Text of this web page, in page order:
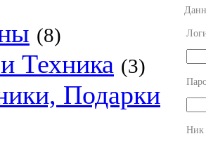
(8)
Техника (3)
Подарки
Ник